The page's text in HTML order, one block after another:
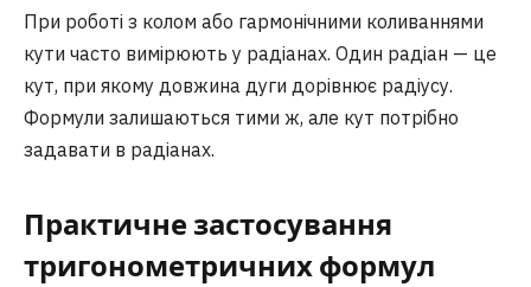
При роботі з колом або гармонічними коливаннями
кути часто вимірюють у радіанах. Один радіан — це
кут, при якому довжина дуги дорівнює радіусу.
Формули залишаються тими ж, але кут потрібно
задавати в радіанах.
Практичне застосування
тригонометричних формул